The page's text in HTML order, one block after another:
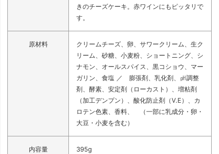
きのチーズケーキ。赤ワインにもピッタリで
す。
原材料
クリームチーズ、卵、サワークリーム、生ク
リーム、砂糖、小麦粉、ショートニング、シ
ナモン、オールスパイス、黒コショウ、マー
ガリン、食塩 ／ 膨張剤、乳化剤、㏗調整
剤、酵素、安定剤（ローカスト）、増粘剤
（加工デンプン）、酸化防止剤（V.E）、カ
ロテン色素、香料、 （一部に乳成分・卵・
大豆・小麦を含む）
内容量 395g